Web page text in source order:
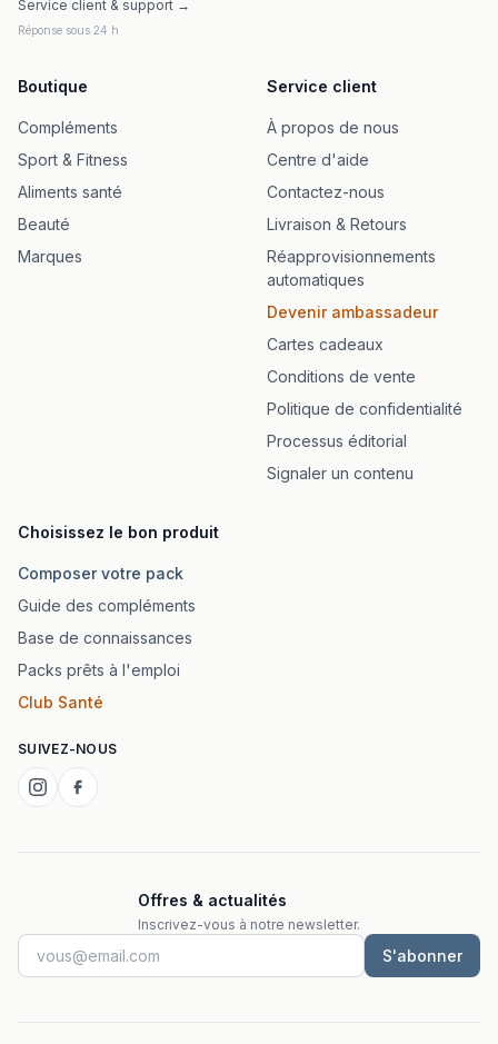
Service client & support →
Réponse sous 24 h
Boutique
Compléments
Sport & Fitness
Aliments santé
Beauté
Marques
Service client
À propos de nous
Centre d'aide
Contactez-nous
Livraison & Retours
Réapprovisionnements
automatiques
Devenir ambassadeur
Cartes cadeaux
Conditions de vente
Politique de confidentialité
Processus éditorial
Signaler un contenu
Choisissez le bon produit
Composer votre pack
Guide des compléments
Base de connaissances
Packs prêts à l'emploi
Club Santé
SUIVEZ-NOUS
Offres & actualités
Inscrivez-vous à notre newsletter.
S'abonner